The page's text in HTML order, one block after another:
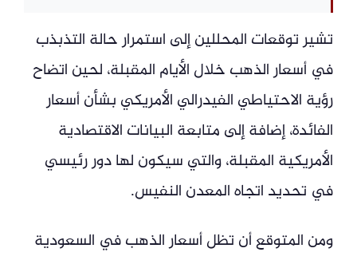
تشير توقعات المحللين إلى استمرار حالة التذبذب
في أسعار الذهب خلال الأيام المقبلة، لحين اتضاح
رؤية الاحتياطي الفيدرالي الأمريكي بشأن أسعار
الفائدة، إضافة إلى متابعة البيانات الاقتصادية
الأمريكية المقبلة، والتي سيكون لها دور رئيسي
في تحديد اتجاه المعدن النفيس.
ومن المتوقع أن تظل أسعار الذهب في السعودية